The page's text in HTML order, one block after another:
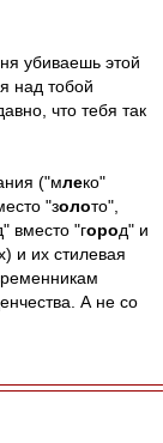
убиваешь этой
над тобой
что тебя так
("млеко"
"золото",
вместо "город" и
и их стилевая
А не со